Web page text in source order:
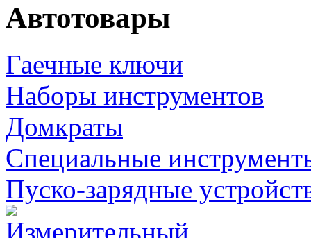
Автотовары
Гаечные ключи
Наборы инструментов
Домкраты
Специальные
Пуско-зарядные